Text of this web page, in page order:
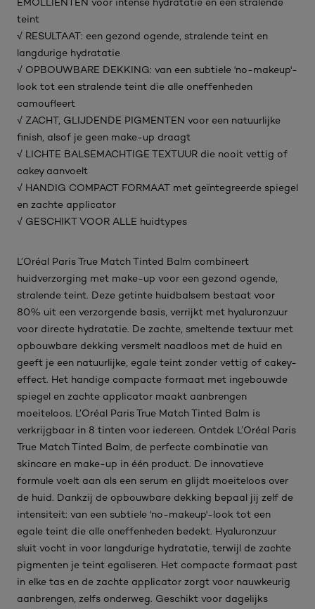
EMOLLIËNTEN voor intense hydratatie en een stralende
teint
√ RESULTAAT: een gezond ogende, stralende teint en
langdurige hydratatie
√ OPBOUWBARE DEKKING: van een subtiele 'no-makeup'-
look tot een stralende teint die alle oneffenheden
camoufleert
√ ZACHT, GLIJDENDE PIGMENTEN voor een natuurlijke
finish, alsof je geen make-up draagt
√ LICHTE BALSEMACHTIGE TEXTUUR die nooit vettig of
cakey aanvoelt
√ HANDIG COMPACT FORMAAT met geïntegreerde spiegel
en zachte applicator
√ GESCHIKT VOOR ALLE huidtypes
L’Oréal Paris True Match Tinted Balm combineert
huidverzorging met make-up voor een gezond ogende,
stralende teint. Deze getinte huidbalsem bestaat voor
80% uit een verzorgende basis, verrijkt met hyaluronzuur
voor directe hydratatie. De zachte, smeltende textuur met
opbouwbare dekking versmelt naadloos met de huid en
geeft je een natuurlijke, egale teint zonder vettig of cakey-
effect. Het handige compacte formaat met ingebouwde
spiegel en zachte applicator maakt aanbrengen
moeiteloos. L’Oréal Paris True Match Tinted Balm is
verkrijgbaar in 8 tinten voor iedereen. Ontdek L’Oréal Paris
True Match Tinted Balm, de perfecte combinatie van
skincare en make-up in één product. De innovatieve
formule voelt aan als een serum en glijdt moeiteloos over
de huid. Dankzij de opbouwbare dekking bepaal jij zelf de
intensiteit: van een subtiele 'no-makeup'-look tot een
egale teint die alle oneffenheden bedekt. Hyaluronzuur
sluit vocht in voor langdurige hydratatie, terwijl de zachte
pigmenten je teint egaliseren. Het compacte formaat past
in elke tas en de zachte applicator zorgt voor nauwkeurig
aanbrengen, zelfs onderweg. Geschikt voor dagelijks